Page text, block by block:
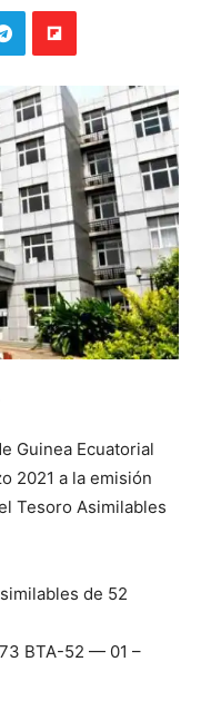
Guinea Ecuatorial
2021 a la emisión
Tesoro Asimilables
de 52
BTA-52 — 01 –